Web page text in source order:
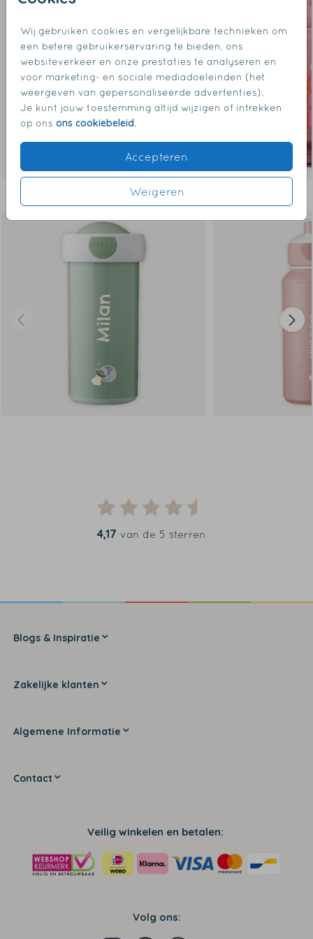
Wij gebruiken cookies en vergelijkbare technieken om
een betere gebruikerservaring te bieden, ons
websiteverkeer en onze prestaties te analyseren en
voor marketing- en sociale mediadoeleinden (het
weergeven van gepersonaliseerde advertenties).
Je kunt jouw toestemming altijd wijzigen of intrekken
op ons ons cookiebeleid.
Accepteren
Weigeren
Dit vind je misschien ook leuk
4,17 van de 5 sterren
Blogs & Inspiratie
Zakelijke klanten
Algemene Informatie
Contact
Veilig winkelen en betalen:
Volg ons: